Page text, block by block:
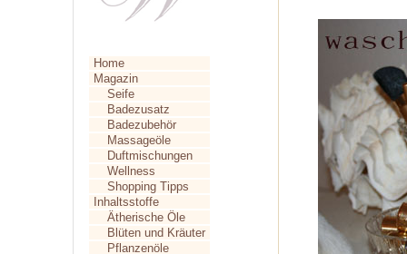
Home
Magazin
Seife
Badezusatz
Badezubehör
Massageöle
Duftmischungen
Wellness
Shopping Tipps
Inhaltsstoffe
Ätherische Öle
Blüten und Kräuter
Pflanzenöle